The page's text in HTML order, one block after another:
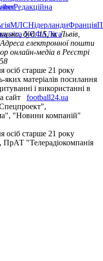
Редакційна
МЛСНідерландиФранція
ліга УЄФАЛіга
буд. 15, м. Львів,
Адреса електронної пошти
онлайн-медіа в Реєстрі
осіб старше 21 року
яких матеріалів посилання
і використанні в
сайт
football24.ua
"Новини компаній"
осіб старше 21 року
, ПрАТ "Телерадіокомпанія